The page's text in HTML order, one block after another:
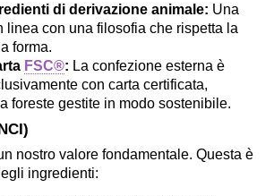
di derivazione animale: Una
linea con una filosofia che rispetta la
forma.
FSC®: La confezione esterna è
con carta certificata,
foreste gestite in modo sostenibile.
nostro valore fondamentale. Questa è
ingredienti: